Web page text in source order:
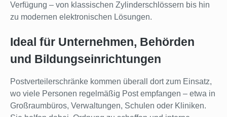
Verfügung – von klassischen Zylinderschlössern bis hin
zu modernen elektronischen Lösungen.
Ideal für Unternehmen, Behörden
und Bildungseinrichtungen
Postverteilerschränke kommen überall dort zum Einsatz,
wo viele Personen regelmäßig Post empfangen – etwa in
Großraumbüros, Verwaltungen, Schulen oder Kliniken.